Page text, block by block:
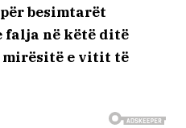
besimtarët
falja në këtë ditë
e vitit të